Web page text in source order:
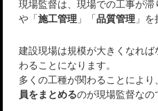
現場監督は、現場での工事が
や「施工管理 」「品質管理 」を
建設現場は規模が大きくなれ
わることになります。
多くの工種が関わることによ
員をまとめるのが現場監督なの